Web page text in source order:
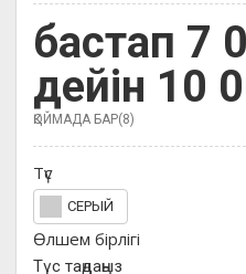
бастап 7
дейін 10
ҚОЙМАДА БАР(8)
Түс
СЕРЫЙ
Өлшем бірлігі
Түс таңдаңыз